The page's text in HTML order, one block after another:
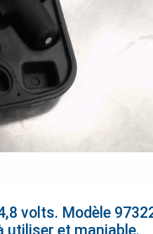
volts. Modèle
utiliser et maniable.